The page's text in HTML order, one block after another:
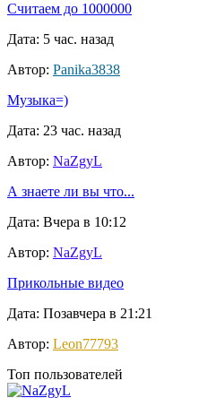
Считаем до 1000000
Дата: 5 час. назад
Автор: Panika3838
Музыка=)
Дата: 23 час. назад
Автор: NaZgyL
А знаете ли вы что...
Дата: Вчера в 10:12
Автор: NaZgyL
Прикольные видео
Дата: Позавчера в 21:21
Автор: Leon77793
Топ пользователей